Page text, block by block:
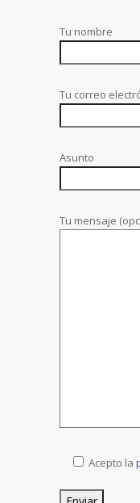
Tu nombre
Tu correo
Asunto
Tu mensaje
Acepto la